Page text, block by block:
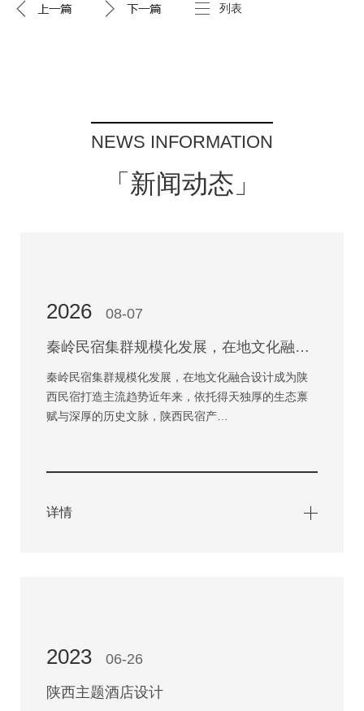
列表
NEWS INFORMATION
「新闻动态」
2026 08-07
秦岭民宿集群规模化发展，在地文化融合设计成为陕西民宿打造主流趋势
秦岭民宿集群规模化发展，在地文化融合设计成为陕
西民宿打造主流趋势近年来，依托得天独厚的生态禀
赋与深厚的历史文脉，陕西民宿产…
详情
2023 06-26
陕西主题酒店设计